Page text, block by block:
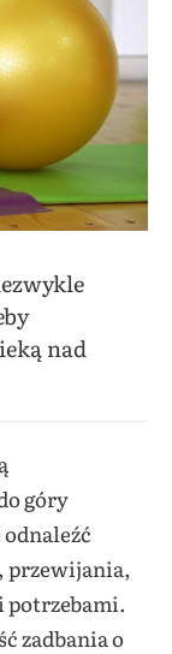
nad
góry
przewijania,
potrzebami.
zadbania o